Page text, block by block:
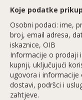
Koje podatke
Osobni podaci: ime,
broj, email adresa,
iskaznice, OIB
Informacije o prodaji
kupnji, uključujući
ugovora i informacije
dostavi, podršci i
zahtjeve.